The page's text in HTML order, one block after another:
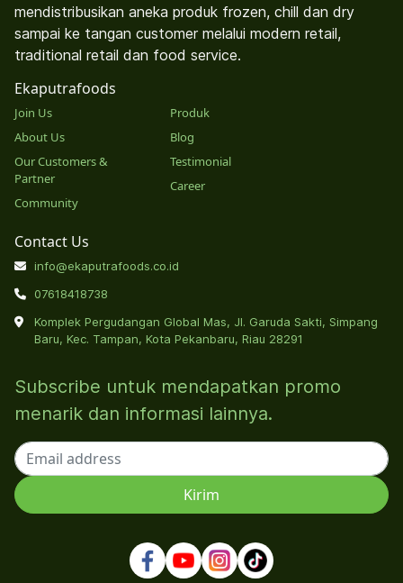
mendistribusikan aneka produk frozen, chill dan dry
sampai ke tangan customer melalui modern retail,
traditional retail dan food service.
Ekaputrafoods
Join Us
About Us
Our Customers &
Partner
Community
Produk
Blog
Testimonial
Career
Contact Us
info@ekaputrafoods.co.id
07618418738
Komplek Pergudangan Global Mas, Jl. Garuda Sakti, Simpang
Baru, Kec. Tampan, Kota Pekanbaru, Riau 28291
Subscribe untuk mendapatkan promo
menarik dan informasi lainnya.